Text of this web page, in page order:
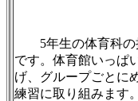
5年生の体育科の
です。体育館いっぱ
げ、グループごとに
練習に取り組みます。